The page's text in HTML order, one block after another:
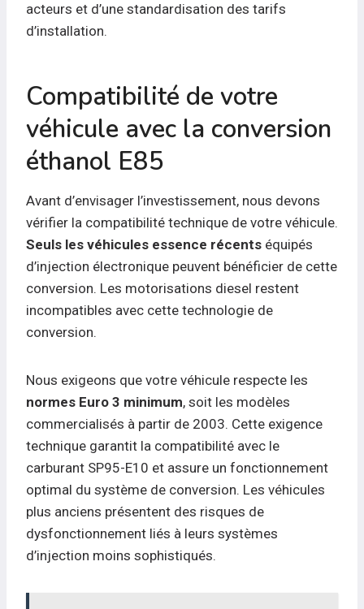
acteurs et d’une standardisation des tarifs
d’installation.
Compatibilité de votre
véhicule avec la conversion
éthanol E85
Avant d’envisager l’investissement, nous devons
vérifier la compatibilité technique de votre véhicule.
Seuls les véhicules essence récents équipés
d’injection électronique peuvent bénéficier de cette
conversion. Les motorisations diesel restent
incompatibles avec cette technologie de
conversion.
Nous exigeons que votre véhicule respecte les
normes Euro 3 minimum, soit les modèles
commercialisés à partir de 2003. Cette exigence
technique garantit la compatibilité avec le
carburant SP95-E10 et assure un fonctionnement
optimal du système de conversion. Les véhicules
plus anciens présentent des risques de
dysfonctionnement liés à leurs systèmes
d’injection moins sophistiqués.